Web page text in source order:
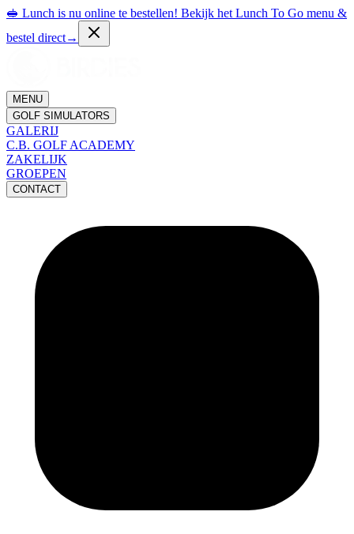
🥪 Lunch is nu online te bestellen! Bekijk het Lunch To Go menu &
bestel direct→
MENU
GOLF SIMULATORS
GALERIJ
C.B. GOLF ACADEMY
ZAKELIJK
GROEPEN
CONTACT